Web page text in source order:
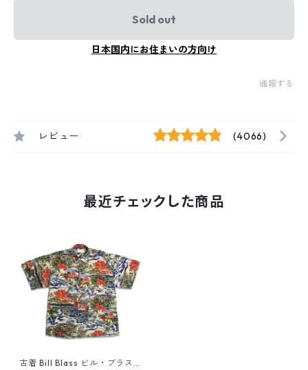
Sold out
日本国内にお住まいの方向け
通報する
レビュー (4066)
最近チェックした商品
古着 Bill Blass ビル・ブラス